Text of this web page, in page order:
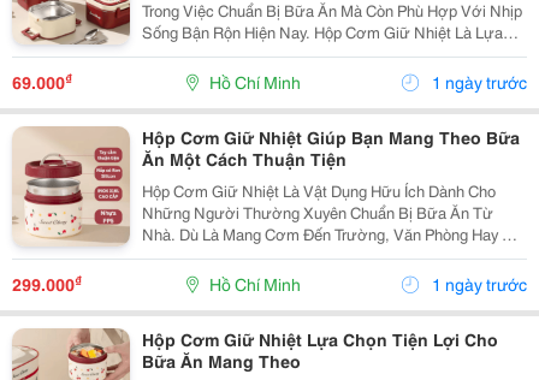
Trong Việc Chuẩn Bị Bữa Ăn Mà Còn Phù Hợp Với Nhịp
Sống Bận Rộn Hiện Nay. Hộp Cơm Giữ Nhiệt Là Lựa
Chọn Tiện Lợi Dành Cho Học Sinh, Sinh Viên, Nhân
Viên Văn Phòng Và Những Người Thường Xuyên Di
Chuyển....
69.000₫ Hồ Chí Minh 1 ngày trước
Hộp Cơm Giữ Nhiệt Giúp Bạn Mang Theo Bữa
Ăn Một Cách Thuận Tiện
Hộp Cơm Giữ Nhiệt Là Vật Dụng Hữu Ích Dành Cho
Những Người Thường Xuyên Chuẩn Bị Bữa Ăn Từ
Nhà. Dù Là Mang Cơm Đến Trường, Văn Phòng Hay Sử
Dụng Trong Các Chuyến Đi, Sản Phẩm Đều Mang Lại Sự
Thuận Tiện Và Giúp Bạn Chủ Động Hơn Trong Việc Sắp
Xếp Bữa...
299.000₫ Hồ Chí Minh 1 ngày trước
Hộp Cơm Giữ Nhiệt Lựa Chọn Tiện Lợi Cho
Bữa Ăn Mang Theo